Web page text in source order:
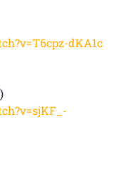
dKA1c